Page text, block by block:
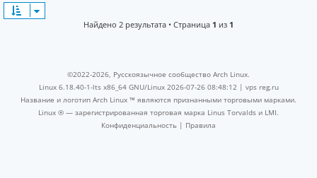
Найдено 2 результата • Страница 1 из 1
©2022-2026, Русскоязычное сообщество Arch Linux.
Linux 6.18.40-1-lts x86_64 GNU/Linux 2026-07-26 08:48:12 | vps reg.ru
Название и логотип Arch Linux ™ являются признанными торговыми марками.
Linux ® — зарегистрированная торговая марка Linus Torvalds и LMI.
Конфиденциальность | Правила